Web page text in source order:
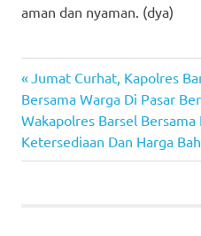
aman dan nyaman. (dya)
Post
navigation
Previous
Post:
Jumat Curhat, Kapolres
Bersama Warga Di Pasar
Next
Post:
Wakapolres Barsel
Ketersediaan Dan Harga